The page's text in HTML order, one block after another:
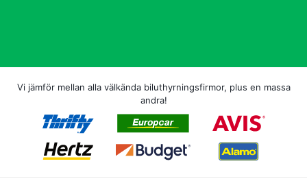
Vi jämför mellan alla välkända biluthyrningsfirmor, plus en massa
andra!